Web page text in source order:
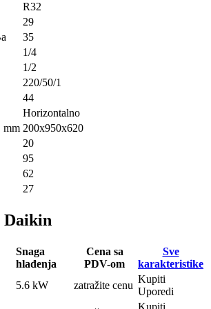
R32
29
35
1/4
1/2
220/50/1
44
Horizontalno
mm 200x950x620
20
95
62
27
Daikin
Snaga
hlađenja
Cena sa
PDV-om
Sve
karakteristike
5.6 kW zatražite cenu
Kupiti
Uporedi
Kupiti